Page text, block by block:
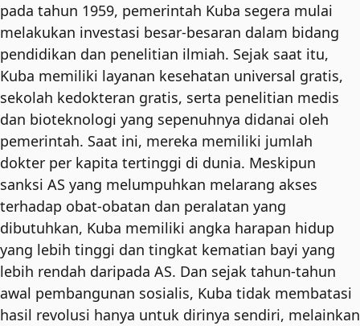
pada tahun 1959, pemerintah Kuba segera mulai
melakukan investasi besar-besaran dalam bidang
pendidikan dan penelitian ilmiah. Sejak saat itu,
Kuba memiliki layanan kesehatan universal gratis,
sekolah kedokteran gratis, serta penelitian medis
dan bioteknologi yang sepenuhnya didanai oleh
pemerintah. Saat ini, mereka memiliki jumlah
dokter per kapita tertinggi di dunia. Meskipun
sanksi AS yang melumpuhkan melarang akses
terhadap obat-obatan dan peralatan yang
dibutuhkan, Kuba memiliki angka harapan hidup
yang lebih tinggi dan tingkat kematian bayi yang
lebih rendah daripada AS. Dan sejak tahun-tahun
awal pembangunan sosialis, Kuba tidak membatasi
hasil revolusi hanya untuk dirinya sendiri, melainkan